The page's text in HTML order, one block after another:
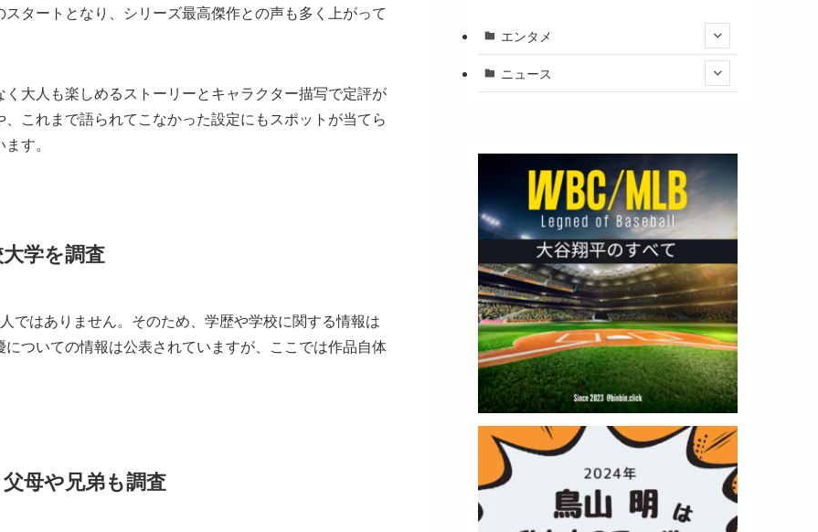
タートとなり、シリーズ最高傑作との声も多く上がって
大人も楽しめるストーリーとキャラクター描写で定評が
これまで語られてこなかった設定にもスポットが当てら
す。
学を調査
ではありません。そのため、学歴や学校に関する情報は
ついての情報は公表されていますが、ここでは作品自体
母や兄弟も調査
エンタメ
ニュース